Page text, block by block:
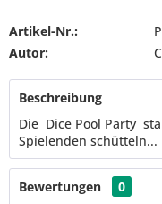
Artikel-Nr.:
Autor:
Beschreibung
Die Dice Pool Party
Spielenden schütteln...
Bewertungen
0